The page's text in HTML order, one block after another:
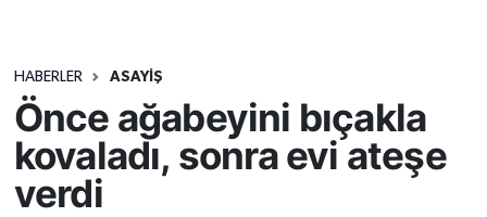
HABERLER ASAYIŞ
Önce ağabeyini bıçakla
kovaladı, sonra evi ateşe
verdi
Ekonomi
Gündem
Kültür-Sanat
Haber Arşivi